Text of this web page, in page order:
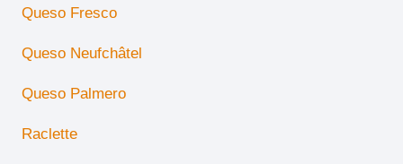
Queso Fresco
Queso Neufchâtel
Queso Palmero
Raclette